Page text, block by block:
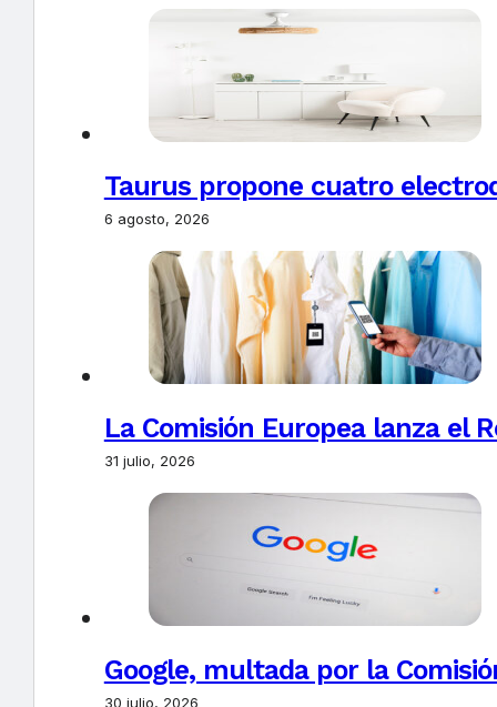
Taurus propone cuatro
6 agosto, 2026
La Comisión Europea lanza el
31 julio, 2026
Google, multada por la
30 julio, 2026